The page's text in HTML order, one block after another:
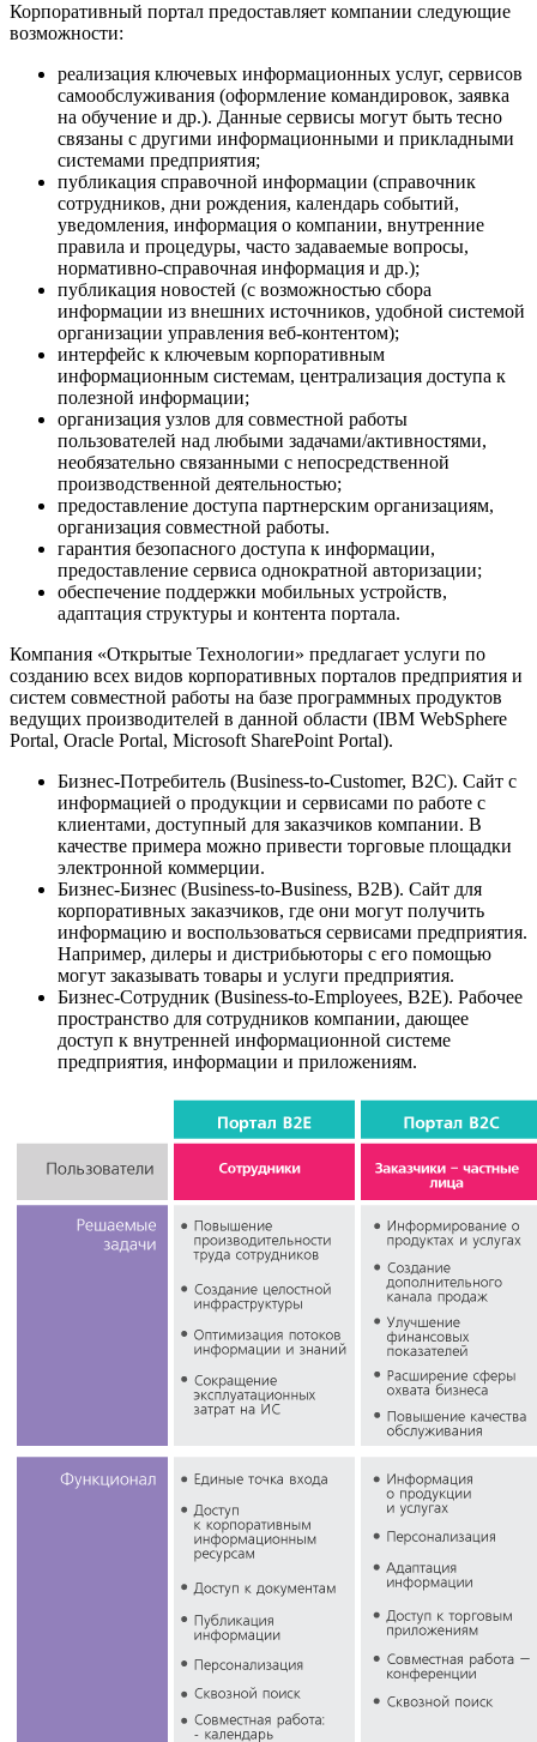
Корпоративный портал предоставляет компании следующие
возможности:
реализация ключевых информационных услуг, сервисов
самообслуживания (оформление командировок, заявка
на обучение и др.). Данные сервисы могут быть тесно
связаны с другими информационными и прикладными
системами предприятия;
публикация справочной информации (справочник
сотрудников, дни рождения, календарь событий,
уведомления, информация о компании, внутренние
правила и процедуры, часто задаваемые вопросы,
нормативно-справочная информация и др.);
публикация новостей (с возможностью сбора
информации из внешних источников, удобной системой
организации управления веб-контентом);
интерфейс к ключевым корпоративным
информационным системам, централизация доступа к
полезной информации;
организация узлов для совместной работы
пользователей над любыми задачами/активностями,
необязательно связанными с непосредственной
производственной деятельностью;
предоставление доступа партнерским организациям,
организация совместной работы.
гарантия безопасного доступа к информации,
предоставление сервиса однократной авторизации;
обеспечение поддержки мобильных устройств,
адаптация структуры и контента портала.
Компания «Открытые Технологии» предлагает услуги по
созданию всех видов корпоративных порталов предприятия и
систем совместной работы на базе программных продуктов
ведущих производителей в данной области (IBM WebSphere
Portal, Oracle Portal, Microsoft SharePoint Portal).
Бизнес-Потребитель (Business-to-Customer, B2C). Сайт с
информацией о продукции и сервисами по работе с
клиентами, доступный для заказчиков компании. В
качестве примера можно привести торговые площадки
электронной коммерции.
Бизнес-Бизнес (Business-to-Business, B2B). Сайт для
корпоративных заказчиков, где они могут получить
информацию и воспользоваться сервисами предприятия.
Например, дилеры и дистрибьюторы с его помощью
могут заказывать товары и услуги предприятия.
Бизнес-Сотрудник (Business-to-Employees, B2E). Рабочее
пространство для сотрудников компании, дающее
доступ к внутренней информационной системе
предприятия, информации и приложениям.